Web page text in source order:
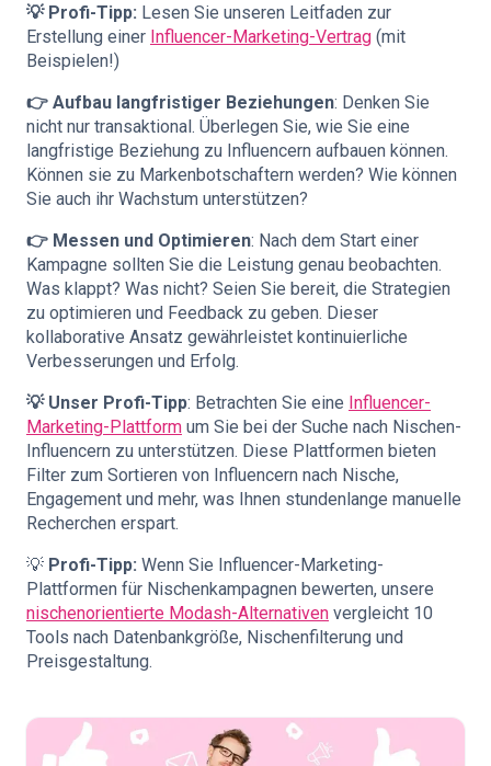
💡 Profi-Tipp: Lesen Sie unseren Leitfaden zur
Erstellung einer Influencer-Marketing-Vertrag (mit
Beispielen!)
👉 Aufbau langfristiger Beziehungen: Denken Sie
nicht nur transaktional. Überlegen Sie, wie Sie eine
langfristige Beziehung zu Influencern aufbauen können.
Können sie zu Markenbotschaftern werden? Wie können
Sie auch ihr Wachstum unterstützen?
👉 Messen und Optimieren: Nach dem Start einer
Kampagne sollten Sie die Leistung genau beobachten.
Was klappt? Was nicht? Seien Sie bereit, die Strategien
zu optimieren und Feedback zu geben. Dieser
kollaborative Ansatz gewährleistet kontinuierliche
Verbesserungen und Erfolg.
💡 Unser Profi-Tipp: Betrachten Sie eine Influencer-
Marketing-Plattform um Sie bei der Suche nach Nischen-
Influencern zu unterstützen. Diese Plattformen bieten
Filter zum Sortieren von Influencern nach Nische,
Engagement und mehr, was Ihnen stundenlange manuelle
Recherchen erspart.
💡 Profi-Tipp: Wenn Sie Influencer-Marketing-
Plattformen für Nischenkampagnen bewerten, unsere
nischenorientierte Modash-Alternativen vergleicht 10
Tools nach Datenbankgröße, Nischenfilterung und
Preisgestaltung.